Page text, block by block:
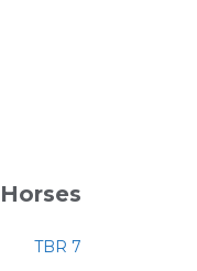
Horses
TBR 7